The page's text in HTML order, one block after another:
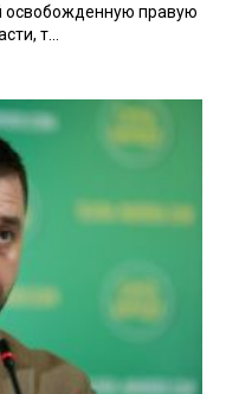
правую
т...